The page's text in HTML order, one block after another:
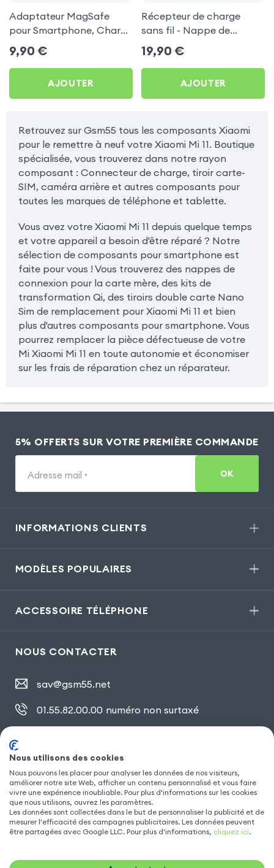
Adaptateur MagSafe
pour Smartphone, Charge
Sans Fil Magnétique avec
Anneau + Adhésif - Noir
9,90 €
AJOUTER
Récepteur de charge
sans fil - Nappe de
transformation induction
Qi pour Xiaomi Mi 11
19,90 €
AJOUTER
Retrouvez sur Gsm55 tous les composants Xiaomi
pour le remettre à neuf votre Xiaomi Mi 11. Boutique
spécialisée, vous trouverez dans notre rayon
composant : Connecteur de charge, tiroir carte-
SIM, caméra arrière et autres composants pour
toutes les marques de téléphone et tablette.
Vous avez votre Xiaomi Mi 11 depuis quelque temps
et votre appareil a besoin d'être réparé ? Notre
sélection de composants pour smartphone est
faite pour vous ! Vous trouverez des nappes de
connexion pour la carte mère, des kits de
transformation Qi, des tiroirs double carte Nano
Sim de remplacement pour Xiaomi Mi 11 et bien
plus d'autres composants pour smartphone. Vous
pourrez remplacer la pièce défectueuse de votre
Mi Xiaomi Mi 11 en toute autonomie et économiser
sur les frais de réparation chez un réparateur.
5% OFFERTS SUR VOTRE PREMIÈRE COMMANDE
Adresse mail * OK
INFORMATIONS CLIENTS
MODÈLES POPULAIRES
ACCESSOIRE TÉLÉPHONE
NOUS CONTACTER
sav@gsm55.net
01.55.82.00.00 numéro non surtaxé
SUIVEZ NOUS
Nous utilisons des cookies
Nous pouvons les placer pour analyser les données de nos visiteurs,
améliorer notre site Web, afficher un contenu personnalisé et vous faire
vivre une expérience inoubliable. Pour plus d'informations sur les cookies
que nous utilisons, ouvrez les paramètres.
Les données sont collectées dans le but de personnaliser la publicité et de
mesurer l'efficacité des campagnes publicitaires. Les données peuvent
être partagées avec Google LLC. Pour plus d'informations, cliquez ici.